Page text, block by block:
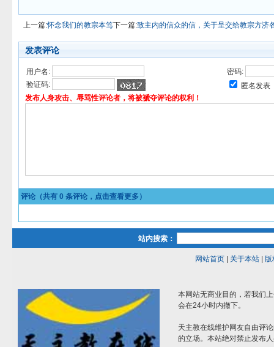
上一篇:怀念我们的教宗本笃下一篇:致主内的信众的信，关于呈交给教宗方济
发表评论
用户名:
密码:
验证码:
匿名发表
发布人身攻击、辱骂性评论者，将被褫夺评论的权利！
评论（共有 0 条评论，点击查看更多）
站内搜索：
网站首页| 关于本站| 版
本网站无商业目的，若我们
会在24小时内撤下。
天主教在线维护网友自由评
的立场。本站绝对禁止发布